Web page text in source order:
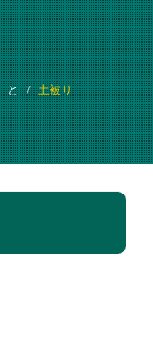
と 土被り